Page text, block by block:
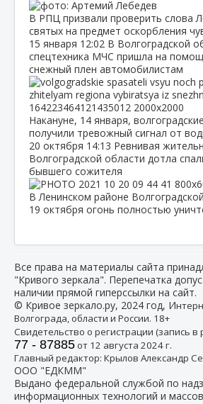
В РПЦ призвали проверить слова
святых на предмет оскорбления
15 января 12:02 В Волгоградской
спецтехника МЧС пришла на
снежный плен автомобилистам
Накануне, 14 января,
получили тревожный сигнал от
20 октября 14:13 Ревнивая
Волгоградской области дотла
бывшего сожителя
В Ленинском районе
19 октября огонь полностью
Все права на материалы сайта
"Кривого зеркала". Перепечатка
наличии прямой гиперссылки на сайт.
© Кривое зеркало.ру, 2024 год, И
Волгограда, области и России. 18+
Свидетельство о регистрации (запись в
77 - 87885от 12 августа 2024 г.
Главный редактор: Крылов Александр
ООО "ЕДКММ"
Выдано федеральной службой по
информационных технологий и